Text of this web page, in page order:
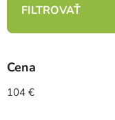
n
e
p
r
Cena
104 €